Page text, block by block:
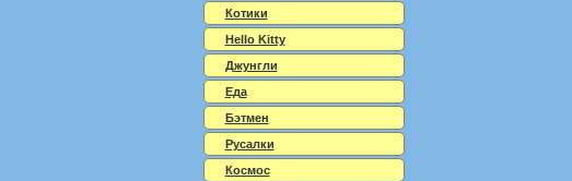
Котики
Hello Kitty
Джунгли
Еда
Бэтмен
Русалки
Космос